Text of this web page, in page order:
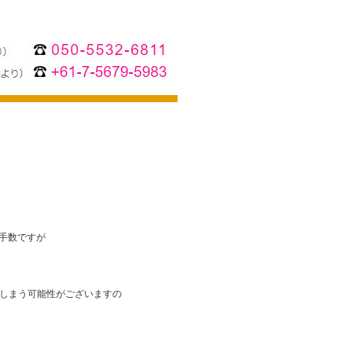
数ですが
まう可能性がございますの